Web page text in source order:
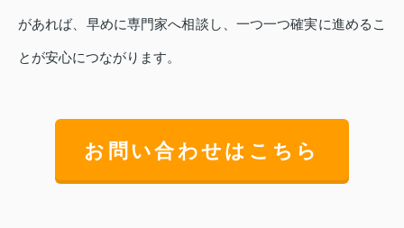
があれば、早めに専門家へ相談し、一つ一つ確実に進めるこ
とが安心につながります。
お問い合わせはこちら